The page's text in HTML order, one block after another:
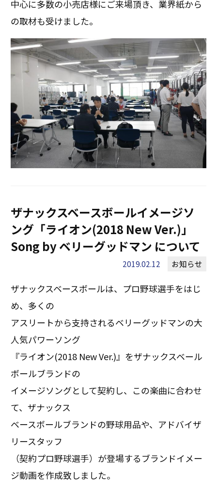
中心に多数の小売店様にご来場頂き、業界紙から
の取材も受けました。
ザナックスベースボールイメージソ
ング「ライオン(2018 New Ver.)」
Song by ベリーグッドマン について
2019.02.12 お知らせ
ザナックスベースボールは、プロ野球選手をはじ
め、多くの
アスリートから支持されるベリーグッドマンの大
人気パワーソング
『ライオン(2018 New Ver.)』をザナックスベール
ボールブランドの
イメージソングとして契約し、この楽曲に合わせ
て、ザナックス
ベースボールブランドの野球用品や、アドバイザ
リースタッフ
（契約プロ野球選手）が登場するブランドイメー
ジ動画を作成致しました。